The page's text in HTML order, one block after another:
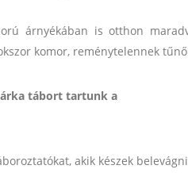
árnyékában is otthon
komor, reménytelennek
tábort tartunk a
akik készek